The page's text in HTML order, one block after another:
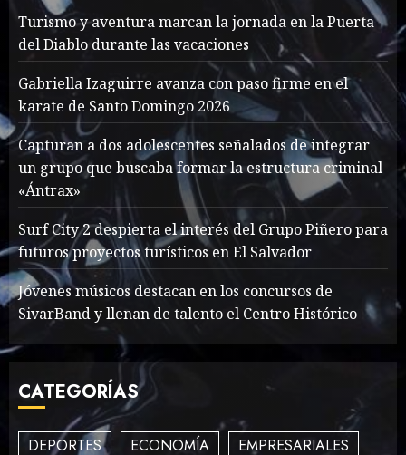
1
Searching for the
forgotten heroes of World
War Two
MAYO 14, 2024 860
2
What’s Scarier Than the
Sex Talk? Its About Weight
MAYO 14, 2024 862
3
How To Write Award
Winning Blog Headlines
Turismo y aventura marcan la jornada en la Puerta
del Diablo durante las vacaciones
Gabriella Izaguirre avanza con paso firme en el
karate de Santo Domingo 2026
Capturan a dos adolescentes señalados de integrar
un grupo que buscaba formar la estructura criminal
«Ántrax»
Surf City 2 despierta el interés del Grupo Piñero para
futuros proyectos turísticos en El Salvador
Jóvenes músicos destacan en los concursos de
SivarBand y llenan de talento el Centro Histórico
CATEGORÍAS
DEPORTES ECONOMÍA EMPRESARIALES